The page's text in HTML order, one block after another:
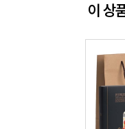
이 상